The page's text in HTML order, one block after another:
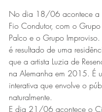
No dia 18/06 acontece a
Fio Condutor, com o Grupo
Palco e o Grupo Improviso.
é resultado de uma
que a artista Luzia de
na Alemanha em 2015. É
interativa que envolve o
naturalmente.
E dia 21/06 acontece o